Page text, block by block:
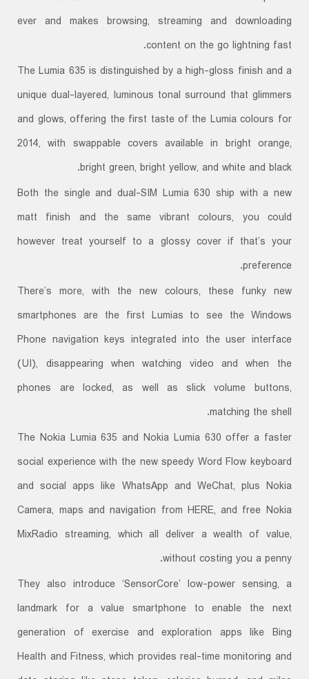
ever and makes browsing, streaming and downloading
content on the go lightning fast.
The Lumia 635 is distinguished by a high-gloss finish and a
unique dual-layered, luminous tonal surround that glimmers
and glows, offering the first taste of the Lumia colours for
2014, with swappable covers available in bright orange,
bright green, bright yellow, and white and black.
Both the single and dual-SIM Lumia 630 ship with a new
matt finish and the same vibrant colours, you could
however treat yourself to a glossy cover if that’s your
preference.
There’s more, with the new colours, these funky new
smartphones are the first Lumias to see the Windows
Phone navigation keys integrated into the user interface
(UI), disappearing when watching video and when the
phones are locked, as well as slick volume buttons,
matching the shell.
The Nokia Lumia 635 and Nokia Lumia 630 offer a faster
social experience with the new speedy Word Flow keyboard
and social apps like WhatsApp and WeChat, plus Nokia
Camera, maps and navigation from HERE, and free Nokia
MixRadio streaming, which all deliver a wealth of value,
without costing you a penny.
They also introduce ‘SensorCore’ low-power sensing, a
landmark for a value smartphone to enable the next
generation of exercise and exploration apps like Bing
Health and Fitness, which provides real-time monitoring and